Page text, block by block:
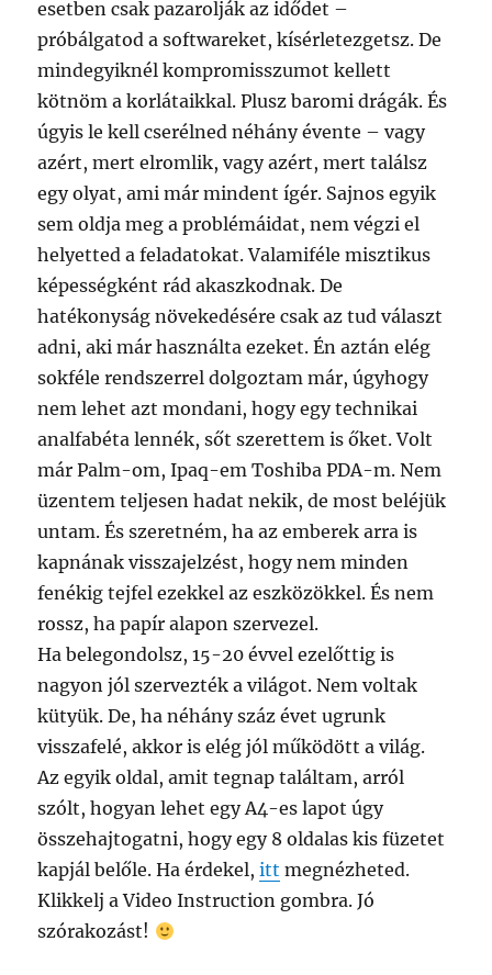
esetben csak pazarolják az idődet –
próbálgatod a softwareket, kísérletezgetsz. De
mindegyiknél kompromisszumot kellett
kötnöm a korlátaikkal. Plusz baromi drágák. És
úgyis le kell cserélned néhány évente – vagy
azért, mert elromlik, vagy azért, mert találsz
egy olyat, ami már mindent ígér. Sajnos egyik
sem oldja meg a problémáidat, nem végzi el
helyetted a feladatokat. Valamiféle misztikus
képességként rád akaszkodnak. De
hatékonyság növekedésére csak az tud választ
adni, aki már használta ezeket. Én aztán elég
sokféle rendszerrel dolgoztam már, úgyhogy
nem lehet azt mondani, hogy egy technikai
analfabéta lennék, sőt szerettem is őket. Volt
már Palm-om, Ipaq-em Toshiba PDA-m. Nem
üzentem teljesen hadat nekik, de most beléjük
untam. És szeretném, ha az emberek arra is
kapnának visszajelzést, hogy nem minden
fenékig tejfel ezekkel az eszközökkel. És nem
rossz, ha papír alapon szervezel.
Ha belegondolsz, 15-20 évvel ezelőttig is
nagyon jól szervezték a világot. Nem voltak
kütyük. De, ha néhány száz évet ugrunk
visszafelé, akkor is elég jól működött a világ.
Az egyik oldal, amit tegnap találtam, arról
szólt, hogyan lehet egy A4-es lapot úgy
összehajtogatni, hogy egy 8 oldalas kis füzetet
kapjál belőle. Ha érdekel,itt megnézheted.
Klikkelj a Video Instruction gombra. Jó
szórakozást!